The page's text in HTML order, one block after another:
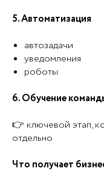
5. Автоматизация
автозадачи
уведомления
роботы
6. Обучение
👉 ключевой этап,
отдельно
Что получает